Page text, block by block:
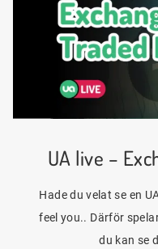
UA live –
Hade du velat se en
feel you.. Därför
du kan se